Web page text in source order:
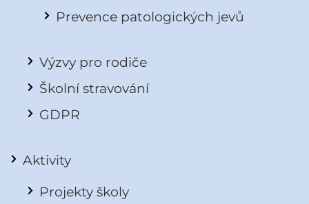
Prevence patologických jevů
Výzvy pro rodiče
Školní stravování
GDPR
Aktivity
Projekty školy